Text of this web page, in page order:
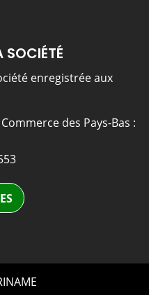
SOCIÉTÉ
enregistrée aux
des Pays-Bas :